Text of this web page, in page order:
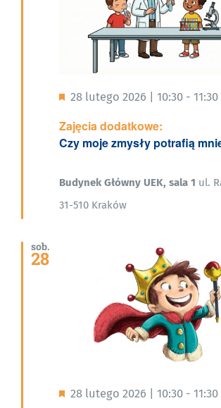
Zajęcia dodatkowe:
Czy moje zmysły potrafią
Wyróżnione
28 lutego 2026 | 10:30 - 11:30
Budynek Główny UEK, sala 1 ul.
31-510 Kraków
sob.
28
Wyróżnione
28 lutego 2026 | 10:30 - 11:30